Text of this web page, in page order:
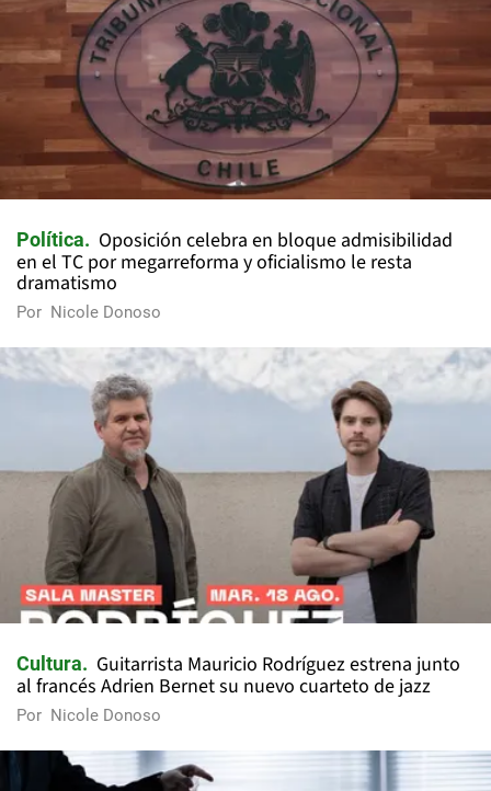
Política
Oposición celebra en bloque admisibilidad
en el TC por megarreforma y oficialismo le resta
dramatismo
Por Nicole Donoso
Cultura
Guitarrista Mauricio Rodríguez estrena junto
al francés Adrien Bernet su nuevo cuarteto de jazz
Por Nicole Donoso